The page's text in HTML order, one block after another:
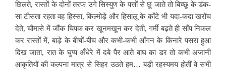
छिलते, रास्तों के दोनों तरफ उगे सिस्युण के पत्तों से छू जाते तो बिच्छू के डंक-
सा टीसता रहता वह हिस्सा, किल्मोड़े और हिसालू के काँटे भी यदा-कदा खरोंच
देते, चौमासे में जौंक चिपक कर खूनमखून कर देती, गर्मी बढ़ते ही साँप निकल
कर रास्तों में, बाड़े के बीचों-बीच और कभी-कभी आँगन के किनारे पसरा हुआ
दिख जाता, रात के घुप्प अँधेरे में दबे पैर आते बाघ का डर तो कभी अजानी
आकृतियों की कल्पना मात्र से सिहर उठते हम… बड़ी रहस्यमय होतीं वे सभी